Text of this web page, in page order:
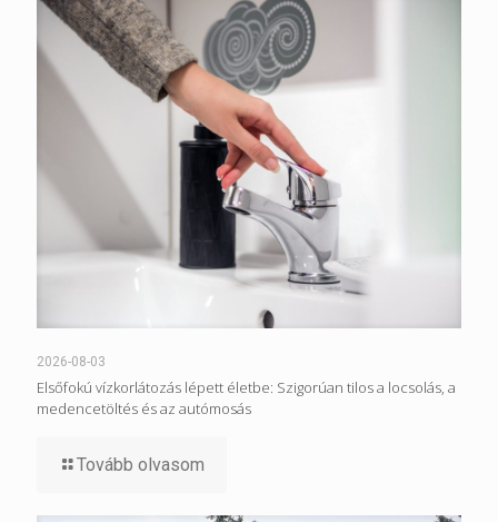
2026-08-03
Elsőfokú vízkorlátozás lépett életbe: Szigorúan tilos a locsolás, a
medencetöltés és az autómosás
Tovább olvasom